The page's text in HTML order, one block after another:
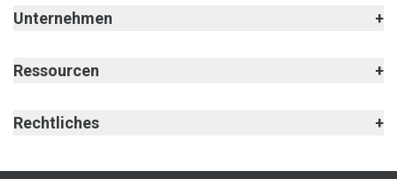
Unternehmen
Ressourcen
Rechtliches